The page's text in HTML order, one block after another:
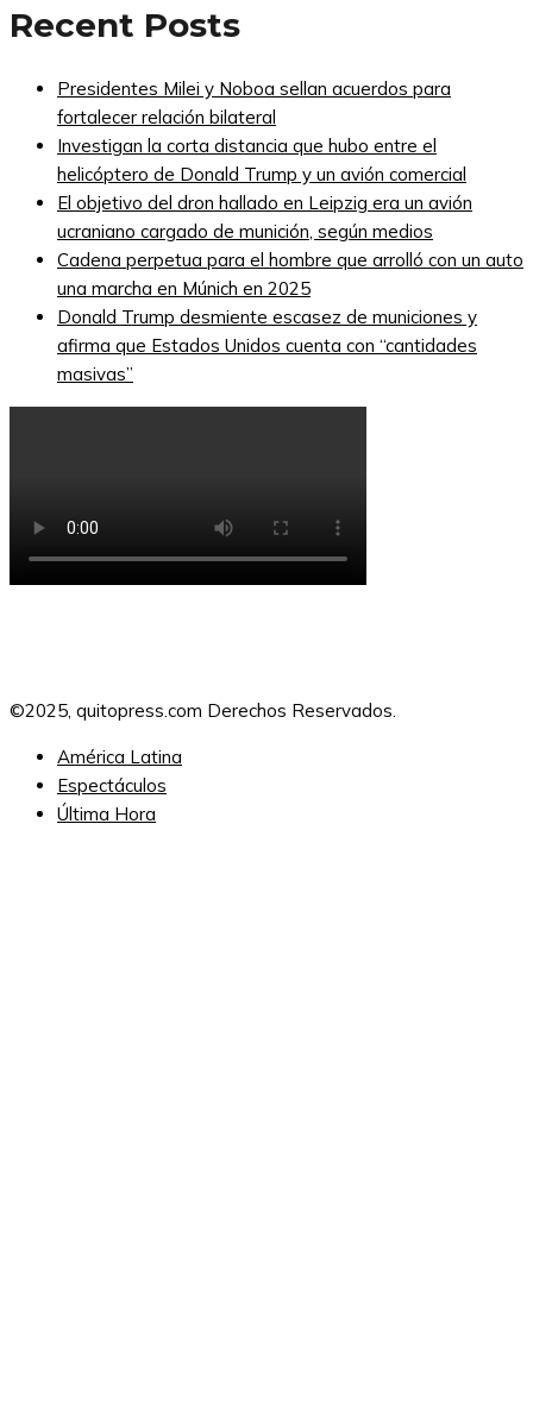
Recent Posts
Presidentes Milei y Noboa sellan acuerdos para
fortalecer relación bilateral
Investigan la corta distancia que hubo entre el
helicóptero de Donald Trump y un avión comercial
El objetivo del dron hallado en Leipzig era un avión
ucraniano cargado de munición, según medios
Cadena perpetua para el hombre que arrolló con un auto
una marcha en Múnich en 2025
Donald Trump desmiente escasez de municiones y
afirma que Estados Unidos cuenta con “cantidades
masivas”
©2025, quitopress.com Derechos Reservados.
América Latina
Espectáculos
Última Hora